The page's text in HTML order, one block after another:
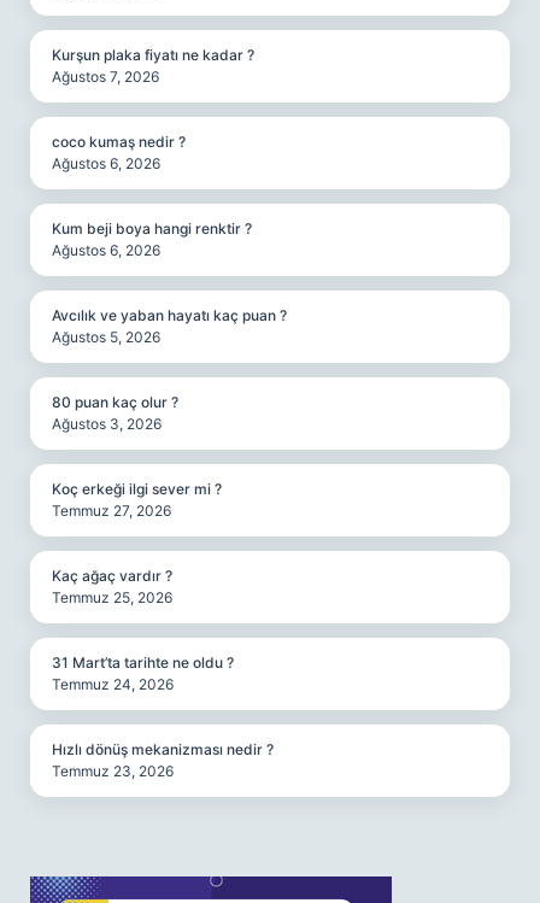
Kurşun plaka fiyatı ne kadar ?
Ağustos 7, 2026
coco kumaş nedir ?
Ağustos 6, 2026
Kum beji boya hangi renktir ?
Ağustos 6, 2026
Avcılık ve yaban hayatı kaç puan ?
Ağustos 5, 2026
80 puan kaç olur ?
Ağustos 3, 2026
Koç erkeği ilgi sever mi ?
Temmuz 27, 2026
Kaç ağaç vardır ?
Temmuz 25, 2026
31 Mart’ta tarihte ne oldu ?
Temmuz 24, 2026
Hızlı dönüş mekanizması nedir ?
Temmuz 23, 2026